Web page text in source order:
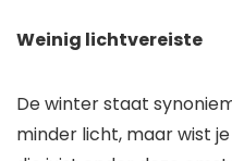
Weinig lichtvereiste
De winter staat
minder licht, maar wist